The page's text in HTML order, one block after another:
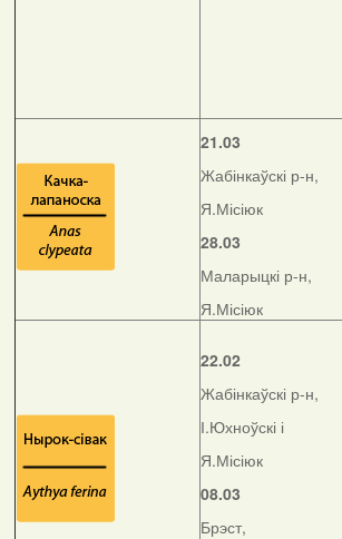
21.03
Жабінкаўскі р-н,
Я.Місіюк
28.03
Маларыцкі р-н,
Я.Місіюк
22.02
Жабінкаўскі р-н,
І.Юхноўскі і
Я.Місіюк
08.03
Брэст,